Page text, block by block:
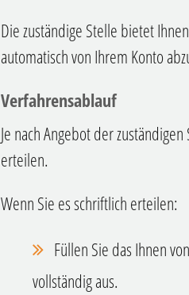
Die zuständige Stelle bietet
automatisch von Ihrem Konto
Verfahrensablauf
Je nach Angebot der
erteilen.
Wenn Sie es schriftlich erteilen:
Füllen Sie das Ihnen
vollständig aus.